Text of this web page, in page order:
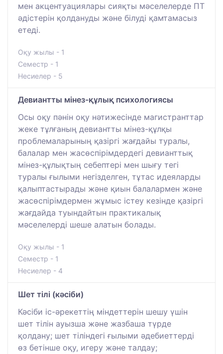
мен акцентуациялары сияқты мәселелерде ПT
әдістерін қолдануды және білуді қамтамасыз
етеді.
Оқу жылы - 1
Семестр - 1
Несиелер - 5
Девиантты мінез-құлық психологиясы
Осы оқу пәнін оқу нәтижесінде магистранттар
жеке тұлғаның девиантты мінез-құлқы
проблемаларының қазіргі жағдайы туралы,
балалар мен жасөспірімдердегі девианттық
мінез-құлықтың себептері мен шығу тегі
туралы ғылыми негізделген, тұтас идеяларды
қалыптастырады және қиын балалармен және
жасөспірімдермен жұмыс істеу кезінде қазіргі
жағдайда туындайтын практикалық
мәселелерді шеше алатын болады.
Оқу жылы - 1
Семестр - 1
Несиелер - 4
Шет тілі (кәсіби)
Кәсіби іс-әрекеттің міндеттерін шешу үшін
шет тілін ауызша және жазбаша түрде
қолдану; шет тіліндегі ғылыми әдебиеттерді
өз бетінше оқу, игеру және талдау;